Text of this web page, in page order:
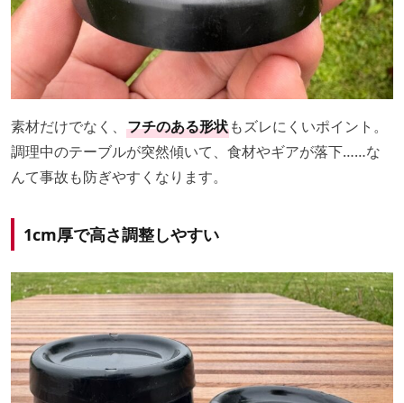
素材だけでなく、 フチのある形状もズレにくいポイント。
調理中のテーブルが突然傾いて、食材やギアが落下……な
んて事故も防ぎやすくなります。
1cm厚で高さ調整しやすい